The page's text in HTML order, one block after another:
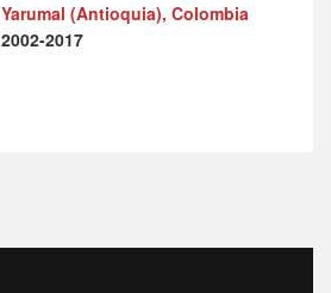
Yarumal (Antioquia), Colombia
2002-2017